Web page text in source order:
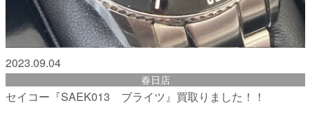
2023.09.04
春日店
セイコー『SAEK013 ブライツ』買取りました！！